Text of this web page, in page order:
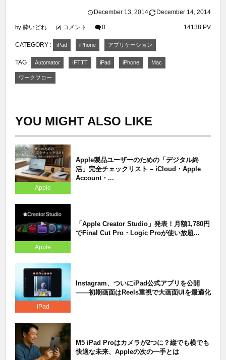
December 13 ,2014 December 14 2014
by 酔いどれ コメント 0 14138 PV
CATEGORY : iPad iPhone アプリケーション
TAG : Automator IFTTT iPad iPhone Mac
ワークフロー
YOU MIGHT ALSO LIKE
Apple
Apple製品ユーザーのための「デジタル終
活」完全チェックリスト – iCloud・Apple
Account・...
Apple
「Apple Creator Studio」発表！月額1,780円
でFinal Cut Pro・Logic Proが使い放題...
iPad
Instagram、ついにiPad公式アプリを公開
——初期画面はReels重視で大画面UIを最適化
M5 iPad Proはカメラが2つに？縦でも横でも
快適な未来、Appleの次の一手とは